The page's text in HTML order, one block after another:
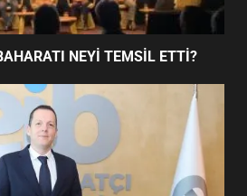
NE BAŞARDI?
MÜZELERİNDE SÜRE
NEYİ TEMSİL ETTİ?